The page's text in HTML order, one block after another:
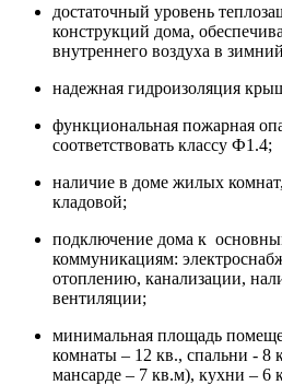
достаточный уровень
конструкций дома,
внутреннего воздуха в
надежная гидроизоляция
функциональная пожарная
соответствовать классу Ф1.4;
наличие в доме жилых
кладовой;
подключение дома к
коммуникациям:
отоплению, канализации,
вентиляции;
минимальная площадь
комнаты – 12 кв., спальни - 8
мансарде – 7 кв.м), кухни – 6